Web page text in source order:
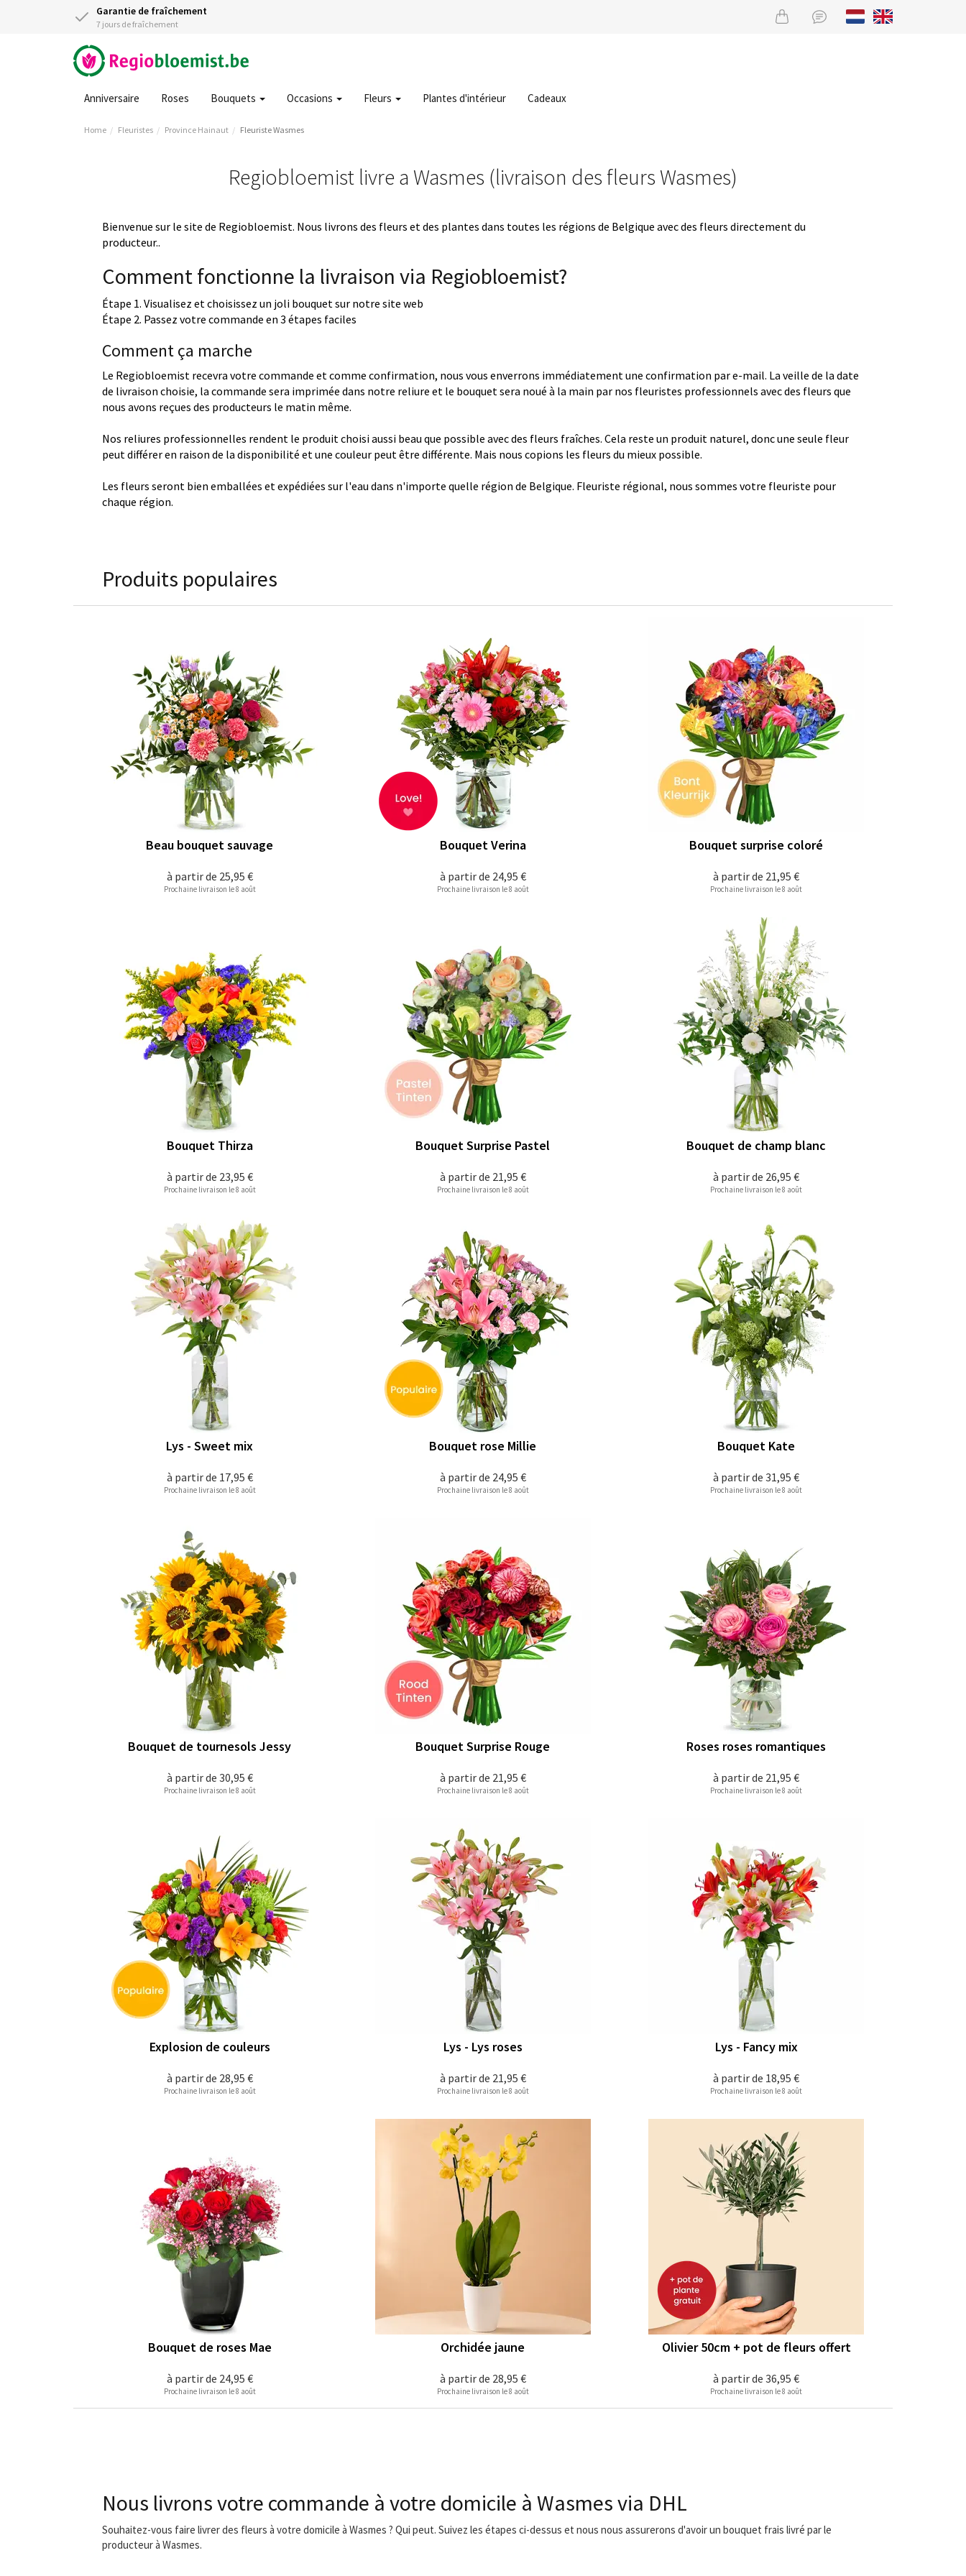
Garantie de fraîchement
7 jours de fraîchement
Anniversaire Roses Bouquets Occasions Fleurs Plantes d'intérieur Cadeaux
Home Fleuristes Province Hainaut Fleuriste Wasmes
Regiobloemist livre a Wasmes (livraison des fleurs Wasmes)
Bienvenue sur le site de Regiobloemist. Nous livrons des fleurs et des plantes dans toutes les régions de Belgique avec des fleurs directement du
producteur..
Comment fonctionne la livraison via Regiobloemist?
Étape 1. Visualisez et choisissez un joli bouquet sur notre site web
Étape 2. Passez votre commande en 3 étapes faciles
Comment ça marche
Le Regiobloemist recevra votre commande et comme confirmation, nous vous enverrons immédiatement une confirmation par e-mail. La veille de la date
de livraison choisie, la commande sera imprimée dans notre reliure et le bouquet sera noué à la main par nos fleuristes professionnels avec des fleurs que
nous avons reçues des producteurs le matin même.
Nos reliures professionnelles rendent le produit choisi aussi beau que possible avec des fleurs fraîches. Cela reste un produit naturel, donc une seule fleur
peut différer en raison de la disponibilité et une couleur peut être différente. Mais nous copions les fleurs du mieux possible.
Les fleurs seront bien emballées et expédiées sur l'eau dans n'importe quelle région de Belgique. Fleuriste régional, nous sommes votre fleuriste pour
chaque région.
Produits populaires
à partir de 25,95 €
Beau bouquet sauvage
Prochaine livraison le 8 août
à partir de 24,95 €
Bouquet Verina
Prochaine livraison le 8 août
à partir de 21,95 €
Bouquet surprise coloré
Prochaine livraison le 8 août
à partir de 23,95 €
Bouquet Thirza
Prochaine livraison le 8 août
à partir de 21,95 €
Bouquet Surprise Pastel
Prochaine livraison le 8 août
à partir de 26,95 €
Bouquet de champ blanc
Prochaine livraison le 8 août
à partir de 17,95 €
Lys - Sweet mix
Prochaine livraison le 8 août
à partir de 24,95 €
Bouquet rose Millie
Prochaine livraison le 8 août
à partir de 31,95 €
Bouquet Kate
Prochaine livraison le 8 août
à partir de 30,95 €
Bouquet de tournesols Jessy
Prochaine livraison le 8 août
à partir de 21,95 €
Bouquet Surprise Rouge
Prochaine livraison le 8 août
à partir de 21,95 €
Roses roses romantiques
Prochaine livraison le 8 août
à partir de 28,95 €
Explosion de couleurs
Prochaine livraison le 8 août
à partir de 21,95 €
Lys - Lys roses
Prochaine livraison le 8 août
à partir de 18,95 €
Lys - Fancy mix
Prochaine livraison le 8 août
à partir de 24,95 €
Bouquet de roses Mae
Prochaine livraison le 8 août
à partir de 28,95 €
Orchidée jaune
Prochaine livraison le 8 août
à partir de 36,95 €
Olivier 50cm + pot de fleurs offert
Prochaine livraison le 8 août
Nous livrons votre commande à votre domicile à Wasmes via DHL
Souhaitez-vous faire livrer des fleurs à votre domicile à Wasmes ? Qui peut. Suivez les étapes ci-dessus et nous nous assurerons d'avoir un bouquet frais livré par le
producteur à Wasmes.